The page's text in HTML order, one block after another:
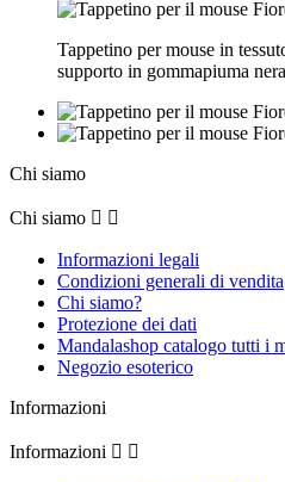
Tappetino per mouse in
supporto in gommapiuma
Chi siamo
Chi siamo  
Informazioni legali
Condizioni generali di vendita
Chi siamo?
Protezione dei dati
Mandalashop catalogo tutti i
Negozio esoterico
Informazioni
Informazioni  